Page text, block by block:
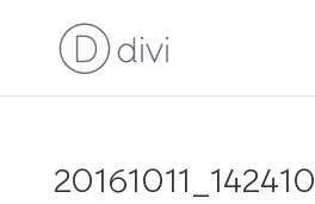
20161011_142410